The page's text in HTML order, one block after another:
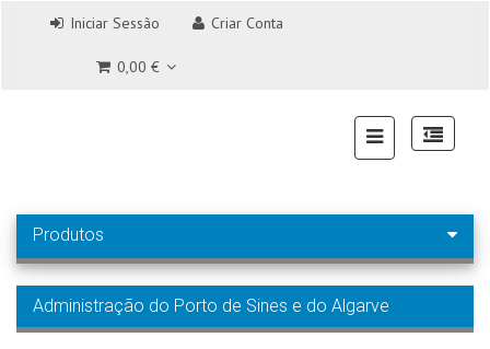
Iniciar Sessão Criar Conta
0,00 €
Produtos
Administração do Porto de Sines e do Algarve